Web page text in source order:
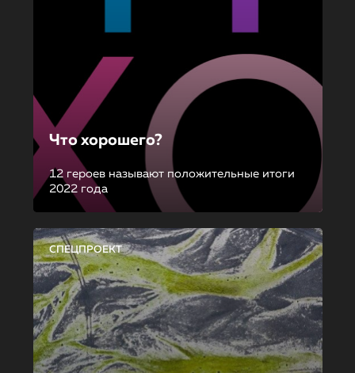
Что хорошего?
12 героев называют положительные итоги
2022 года
СПЕЦПРОЕКТ